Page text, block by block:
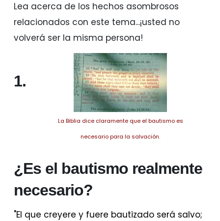
Lea acerca de los hechos asombrosos
relacionados con este tema...¡usted no
volverá ser la misma persona!
La Biblia dice claramente que el bautismo es
necesario para la salvación.
1.
¿Es el bautismo realmente
necesario?
"El que creyere y fuere bautizado será salvo;